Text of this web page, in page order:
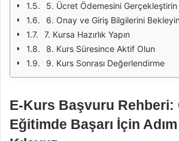
5. Ücret Ödemesini Gerçekleştirin
6. Onay ve Giriş Bilgilerini Bekleyin
7. Kursa Hazırlık Yapın
8. Kurs Süresince Aktif Olun
9. Kurs Sonrası Değerlendirme
E-Kurs Başvuru Rehberi:
Eğitimde Başarı İçin Adım